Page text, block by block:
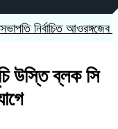
নির্বাচিত আওরঙ্গজেব কামাল
উস্তি ব্লক সি